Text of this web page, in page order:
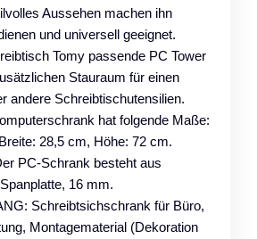
Aussehen machen ihn
und universell geeignet.
Tomy passende PC Tower
Stauraum für einen
andere Schreibtischutensilien.
hat folgende Maße:
28,5 cm, Höhe: 72 cm.
PC-Schrank besteht aus
16 mm.
Schreibtsichschrank für Büro,
Montagematerial (Dekoration